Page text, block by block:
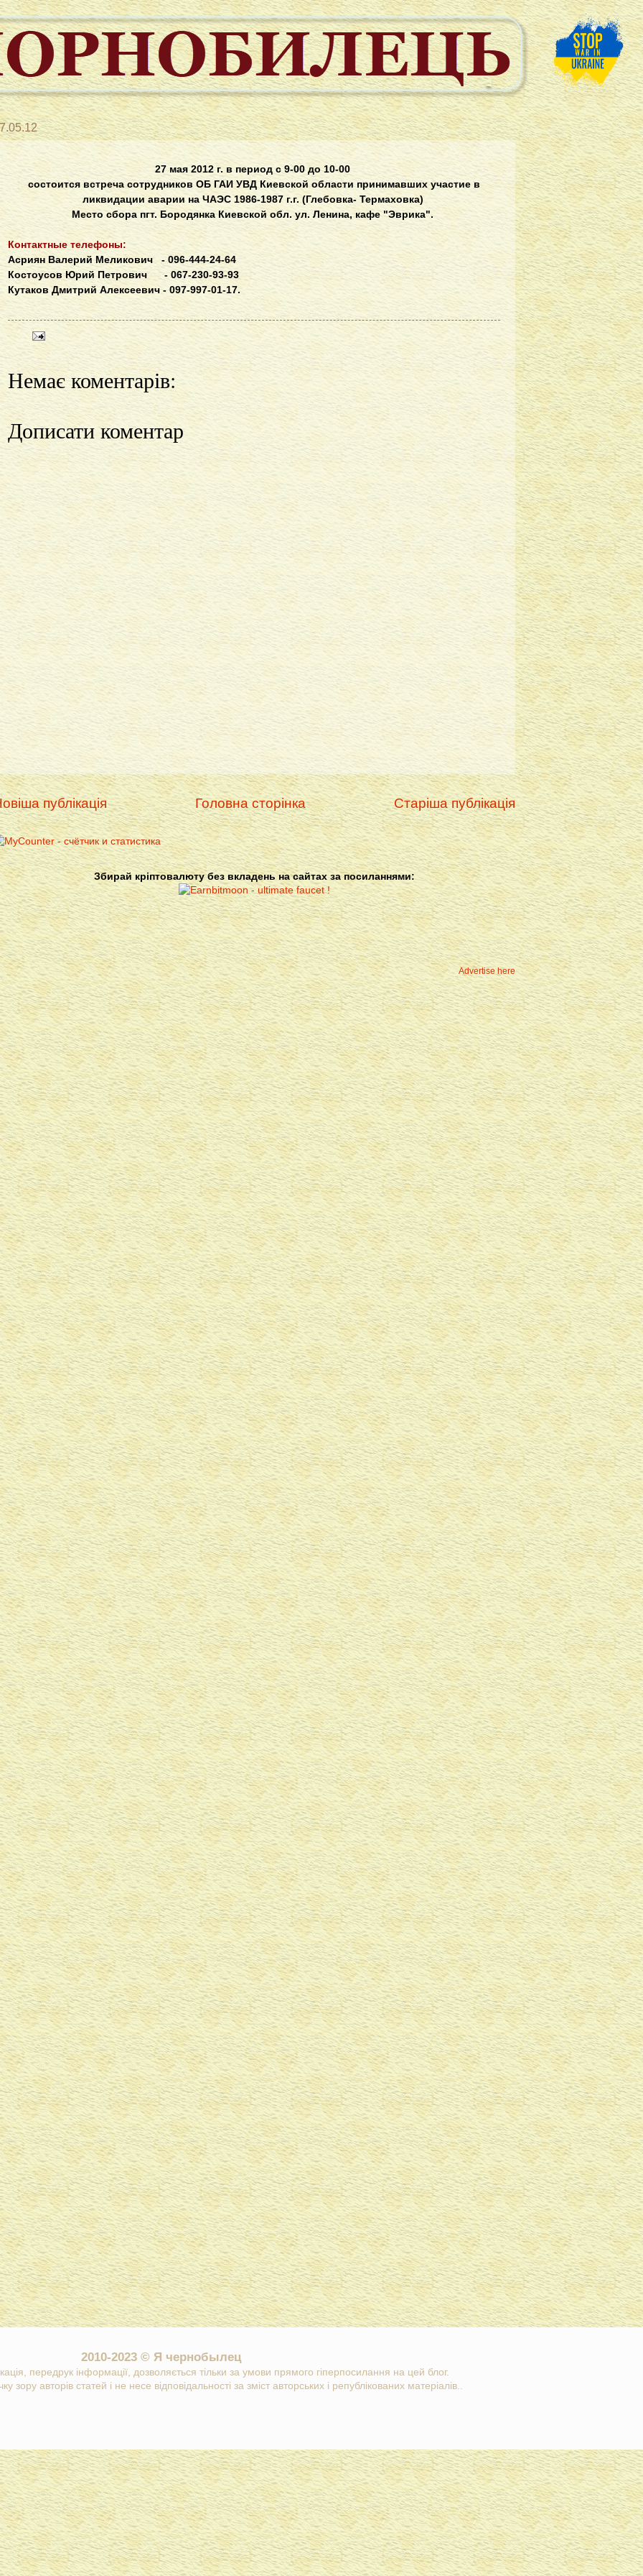
27 мая 2012 г. в период с 9-00 до 10-00
состоится встреча сотрудников ОБ ГАИ УВД Киевской области принимавших участие в
ликвидации аварии на ЧАЭС 1986-1987 г.г. (Глебовка- Термаховка)
Место сбора пгт. Бородянка Киевской обл. ул. Ленина, кафе "Эврика".
Контактные телефоны:
Асриян Валерий Меликович - 096-444-24-64
Костоусов Юрий Петрович - 067-230-93-93
Кутаков Дмитрий Алексеевич - 097-997-01-17.
Немає коментарів:
Дописати коментар
публікація Старіша публікація
Головна сторінка
Збирай кріптовалюту без вкладень на сайтах за посиланнями:
Advertise here
2010-2023 © Я чернобылец
передрук інформації, дозволяється тільки за умови прямого гіперпосилання на цей блог.
зору авторів статей і не несе відповідальності за зміст авторських і републікованих матеріалів..